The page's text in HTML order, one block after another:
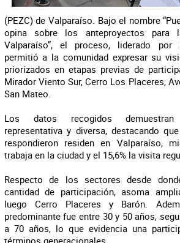
(PEZC) de Valparaíso. Bajo el nombre
opina sobre los anteproyectos para
Valparaíso”, el proceso, liderado por
permitió a la comunidad expresar su
priorizados en etapas previas de
Mirador Viento Sur, Cerro Los Placeres,
San Mateo.
Los datos recogidos
representativa y diversa, destacando
respondieron residen en Valparaíso,
trabaja en la ciudad y el 15,6% la visita
Respecto de los sectores desde
cantidad de participación, asoma
luego Cerro Placeres y Barón.
predominante fue entre 30 y 50 años,
a 70 años, lo que evidencia una
términos generacionales.